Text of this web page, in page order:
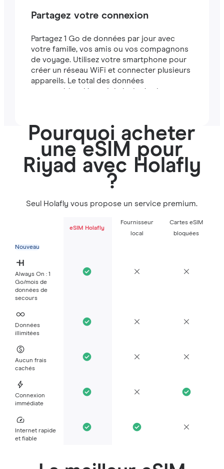
Partagez votre connexion
Partagez 1 Go de données par jour avec
votre famille, vos amis ou vos compagnons
de voyage. Utilisez votre smartphone pour
créer un réseau WiFi et connecter plusieurs
appareils. Le total des données
partageables dépend de la durée de votre
Pourquoi acheter
une eSIM pour
Riyad avec Holafly
?
Seul Holafly vous propose un service premium.
eSIM Holafly
Fournisseur
local
Cartes eSIM
bloquées
Nouveau
Always On : 1
Go/mois de
données de
secours
Données
illimitées
Aucun frais
cachés
Connexion
immédiate
Internet rapide
et fiable